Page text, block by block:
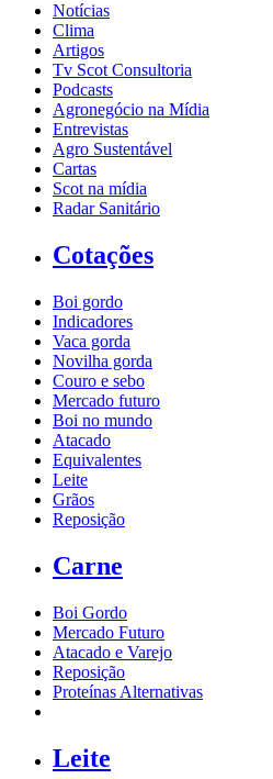
Notícias
Clima
Artigos
Tv Scot Consultoria
Podcasts
Agronegócio na Mídia
Entrevistas
Agro Sustentável
Cartas
Scot na mídia
Radar Sanitário
Cotações
Boi gordo
Indicadores
Vaca gorda
Novilha gorda
Couro e sebo
Mercado futuro
Boi no mundo
Atacado
Equivalentes
Leite
Grãos
Reposição
Carne
Boi Gordo
Mercado Futuro
Atacado e Varejo
Reposição
Proteínas Alternativas
Leite